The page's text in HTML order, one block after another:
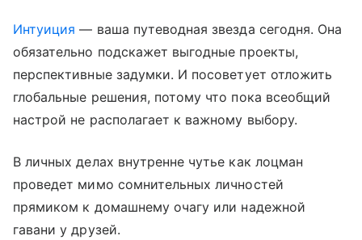
Интуиция — ваша путеводная звезда сегодня. Она
обязательно подскажет выгодные проекты,
перспективные задумки. И посоветует отложить
глобальные решения, потому что пока всеобщий
настрой не располагает к важному выбору.
В личных делах внутренне чутье как лоцман
проведет мимо сомнительных личностей
прямиком к домашнему очагу или надежной
гавани у друзей.